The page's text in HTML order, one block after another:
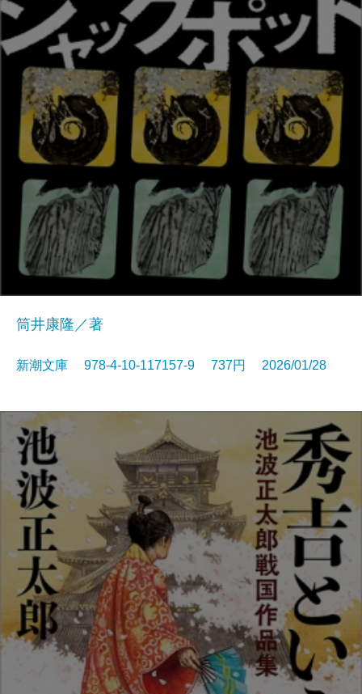
筒井康隆／著
新潮文庫 978-4-10-117157-9 737円 2026/01/28